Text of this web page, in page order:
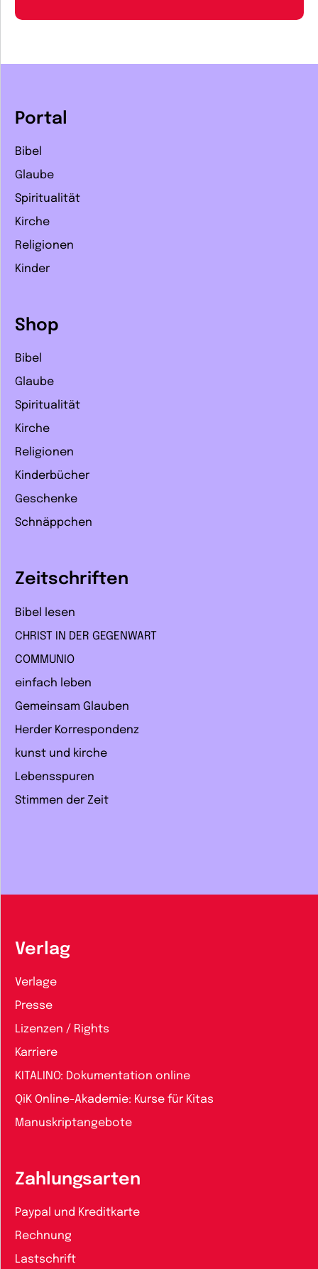
Portal
Bibel
Glaube
Spiritualität
Kirche
Religionen
Kinder
Shop
Bibel
Glaube
Spiritualität
Kirche
Religionen
Kinderbücher
Geschenke
Schnäppchen
Zeitschriften
Bibel lesen
CHRIST IN DER GEGENWART
COMMUNIO
einfach leben
Gemeinsam Glauben
Herder Korrespondenz
kunst und kirche
Lebensspuren
Stimmen der Zeit
Verlag
Verlage
Presse
Lizenzen / Rights
Karriere
KITALINO: Dokumentation online
QiK Online-Akademie: Kurse für Kitas
Manuskriptangebote
Zahlungsarten
Paypal und Kreditkarte
Rechnung
Lastschrift